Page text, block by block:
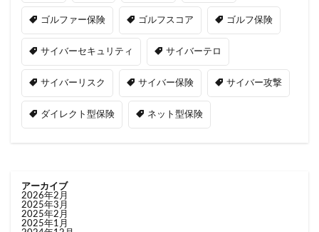
ゴルファー保険 ゴルフスコア ゴルフ保険
サイバーセキュリティ サイバーテロ
サイバーリスク サイバー保険 サイバー攻撃
ダイレクト型保険 ネット型保険
アーカイブ
2026年2月
2025年3月
2025年2月
2025年1月